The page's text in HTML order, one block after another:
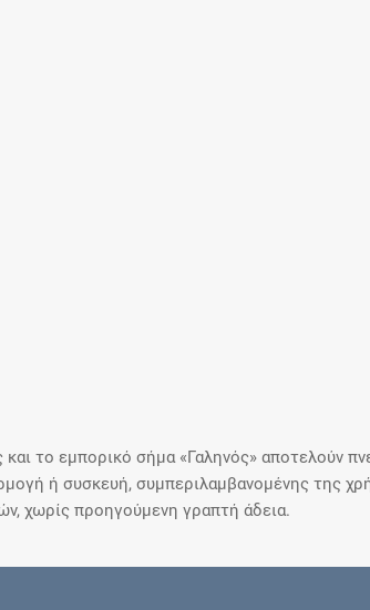
το εμπορικό σήμα «Γαληνός» αποτελούν
ή συσκευή, συμπεριλαμβανομένης της
χωρίς προηγούμενη γραπτή άδεια.